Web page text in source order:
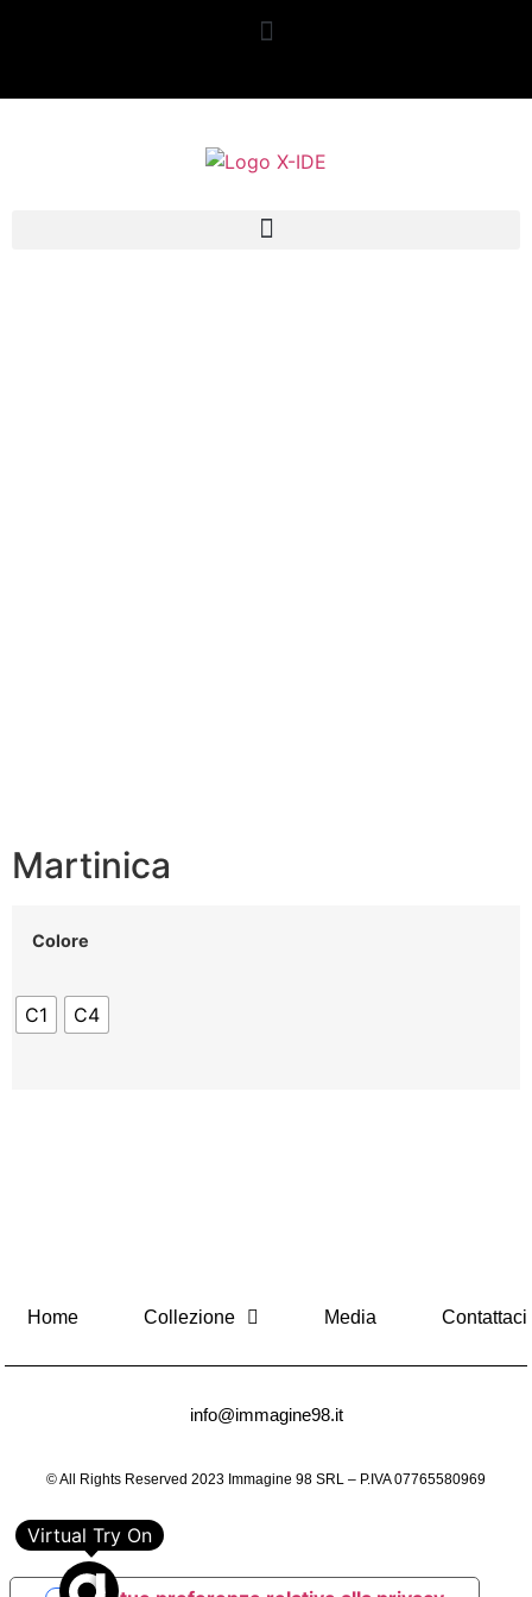
Martinica
Colore
C1 C4
Home Collezione Media Contattaci
info@immagine98.it
© All Rights Reserved 2023 Immagine 98 SRL – P.IVA 07765580969
Virtual Try On